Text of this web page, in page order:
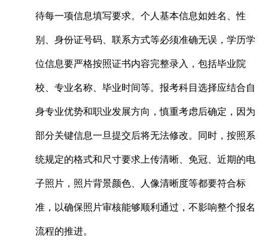
待每一项信息填写要求。个人基本信息如姓名、性
别、身份证号码、联系方式等必须准确无误，学历学
位信息要严格按照证书内容完整录入，包括毕业院
校、专业名称、毕业时间等。报考科目选择应结合自
身专业优势和职业发展方向，慎重考虑后确定，因为
部分关键信息一旦提交后将无法修改。同时，按照系
统规定的格式和尺寸要求上传清晰、免冠、近期的电
子照片，照片背景颜色、人像清晰度等都要符合标
准，以确保照片审核能够顺利通过，不影响整个报名
流程的推进。